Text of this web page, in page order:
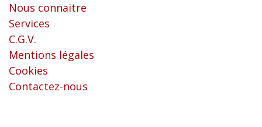
Nous connaitre
Services
C.G.V.
Mentions légales
Cookies
Contactez-nous